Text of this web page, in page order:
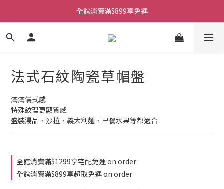
全館消費滿$899享免運
法式石紋陶瓷草帽盤
滿滿儀式感
特殊紋理更顯質感
盛裝湯品、沙拉、義大利麵、早餐水果等都適合
全館消費滿$1299享宅配免運 on order
全館消費滿$899享超取免運 on order